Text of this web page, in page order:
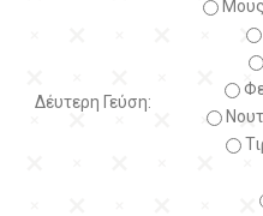
Δέυτερη Γεύση:
Μους